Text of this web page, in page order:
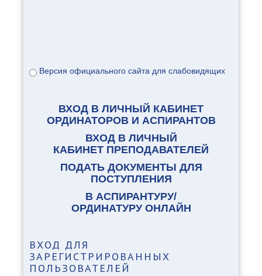
Версия официального сайта для слабовидящих
ВХОД В ЛИЧНЫЙ КАБИНЕТ
ОРДИНАТОРОВ И АСПИРАНТОВ
ВХОД В ЛИЧНЫЙ
КАБИНЕТ ПРЕПОДАВАТЕЛЕЙ
ПОДАТЬ ДОКУМЕНТЫ ДЛЯ
ПОСТУПЛЕНИЯ
В АСПИРАНТУРУ/
ОРДИНАТУРУ ОНЛАЙН
ВХОД ДЛЯ
ЗАРЕГИСТРИРОВАННЫХ
ПОЛЬЗОВАТЕЛЕЙ